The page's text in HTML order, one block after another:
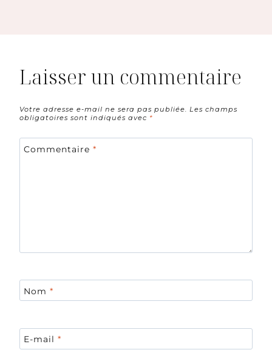
Laisser un commentaire
Votre adresse e-mail ne sera pas publiée. Les champs
obligatoires sont indiqués avec *
Commentaire *
Nom *
E-mail *